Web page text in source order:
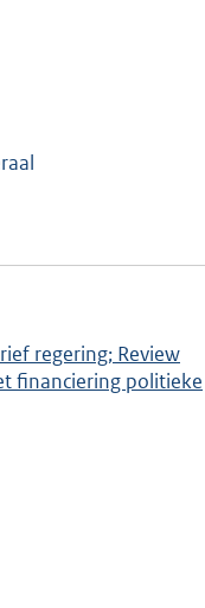
regering; Review
financiering politieke